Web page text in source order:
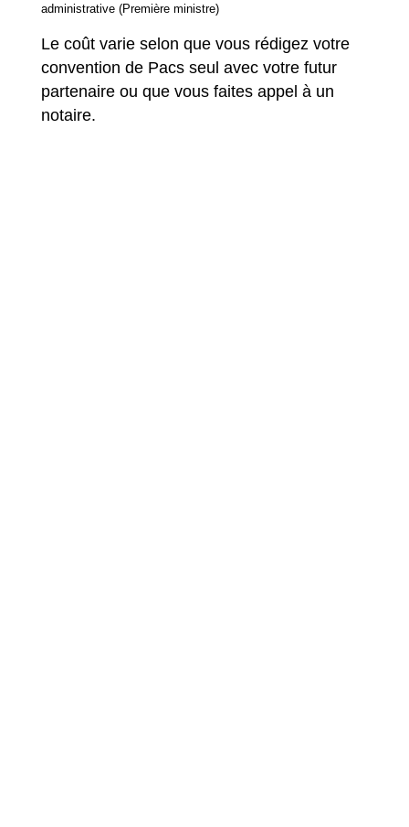
administrative (Première ministre)
Le coût varie selon que vous rédigez votre
convention de Pacs seul avec votre futur
partenaire ou que vous faites appel à un
notaire.